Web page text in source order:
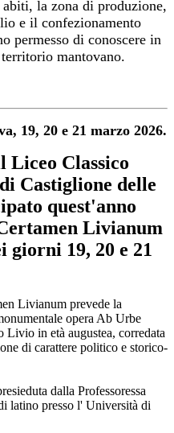
la zona di produzione,
e il confezionamento
permesso di conoscere in
mantovano.
19, 20 e 21 marzo 2026.
Liceo Classico
Castiglione delle
quest'anno
Livianum
giorni 19, 20 e 21
Livianum prevede la
opera Ab Urbe
in età augustea, corredata
di carattere politico e storico-
dalla Professoressa
latino presso l' Università di